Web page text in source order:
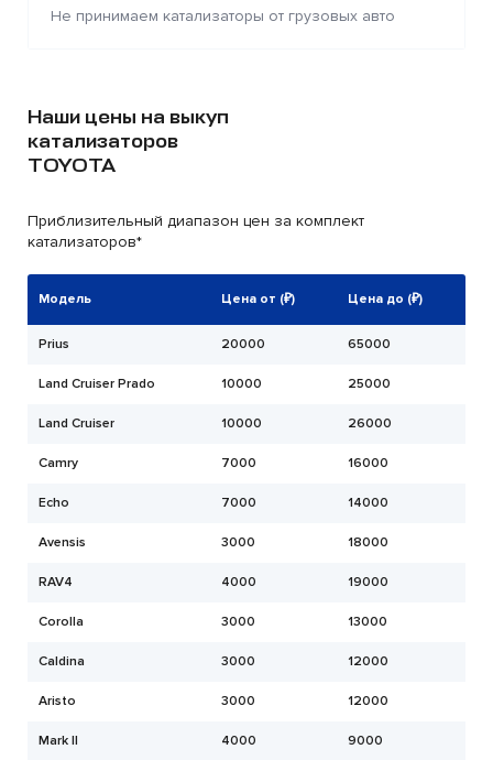
Не принимаем катализаторы от грузовых авто
Наши цены на выкуп
катализаторов
TOYOTA
Приблизительный диапазон цен за комплект
катализаторов*
Модель Цена от (₽) Цена до (₽)
Prius 20000 65000
Land Cruiser Prado 10000 25000
Land Cruiser 10000 26000
Camry 7000 16000
Echo 7000 14000
Avensis 3000 18000
RAV4 4000 19000
Corolla 3000 13000
Caldina 3000 12000
Aristo 3000 12000
Mark II 4000 9000